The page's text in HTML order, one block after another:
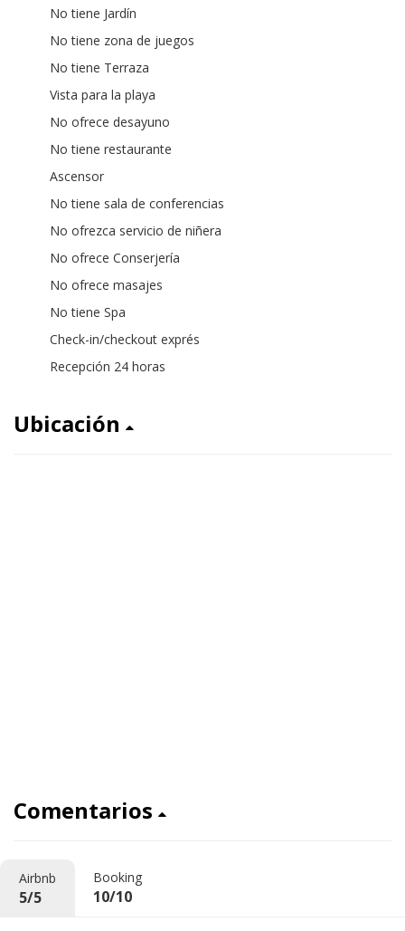
No tiene Jardín
No tiene zona de juegos
No tiene Terraza
Vista para la playa
No ofrece desayuno
No tiene restaurante
Ascensor
No tiene sala de conferencias
No ofrezca servicio de niñera
No ofrece Conserjería
No ofrece masajes
No tiene Spa
Check-in/checkout exprés
Recepción 24 horas
Ubicación
Comentarios
Airbnb
5/5
Booking
10/10